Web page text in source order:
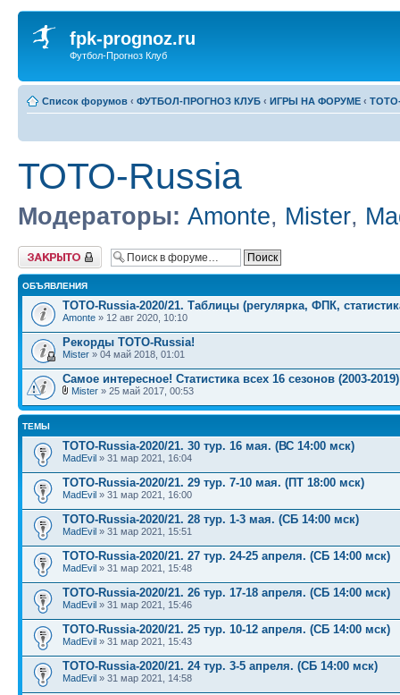
fpk-prognoz.ru
Футбол-Прогноз Клуб
Список форумов ‹ ФУТБОЛ-ПРОГНОЗ КЛУБ ‹ ИГРЫ НА ФОРУМЕ ‹
ТОТО-Russia
Модераторы: Amonte, Mister,
Форум закрыт
ОБЪЯВЛЕНИЯ
TOTO-Russia-2020/21. Таблицы (регулярка, ФПК,
Amonte » 12 авг 2020, 10:10
Рекорды ТОТО-Russia!
Mister » 04 май 2018, 01:01
Самое интересное! Статистика всех 16 сезонов (2003-
Mister » 25 май 2017, 00:53
ТЕМЫ
TOTO-Russia-2020/21. 30 тур. 16 мая. (ВС 14:00 мск)
MadEvil » 31 мар 2021, 16:04
TOTO-Russia-2020/21. 29 тур. 7-10 мая. (ПТ 18:00 мск)
MadEvil » 31 мар 2021, 16:00
TOTO-Russia-2020/21. 28 тур. 1-3 мая. (СБ 14:00 мск)
MadEvil » 31 мар 2021, 15:51
TOTO-Russia-2020/21. 27 тур. 24-25 апреля. (СБ 14:00 мск)
MadEvil » 31 мар 2021, 15:48
TOTO-Russia-2020/21. 26 тур. 17-18 апреля. (СБ 14:00 мск)
MadEvil » 31 мар 2021, 15:46
TOTO-Russia-2020/21. 25 тур. 10-12 апреля. (СБ 14:00 мск)
MadEvil » 31 мар 2021, 15:43
TOTO-Russia-2020/21. 24 тур. 3-5 апреля. (СБ 14:00 мск)
MadEvil » 31 мар 2021, 14:58